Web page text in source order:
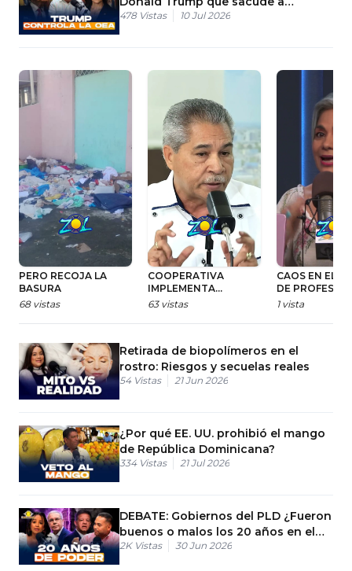
Latinoamérica
478 Vistas 10 Jul 2026
PERO RECOJA LA
BASURA
68 vistas
COOPERATIVA
IMPLEMENTA
SISTEMA EDUCATIVO
FORMAR SOCIOS
FINANCIEROS
63 vistas
CAOS EN
DE
JUBILADOS
PADRÓN Y
MIEMBROS
1 vista
Retirada de biopolímeros en el
rostro: Riesgos y secuelas reales
54 Vistas 21 Jun 2026
¿Por qué EE. UU. prohibió el mango
de República Dominicana?
334 Vistas 21 Jul 2026
DEBATE: Gobiernos del PLD ¿Fueron
buenos o malos los 20 años en el
poder?
2K Vistas 30 Jun 2026